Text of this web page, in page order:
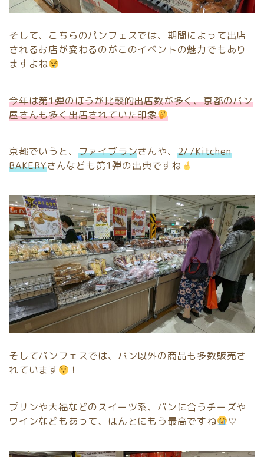
そして、こちらのパンフェスでは、期間によって出店
されるお店が変わるのがこのイベントの魅力でもあり
ますよね
今年は第1弾のほうが比較的出店数が多く、京都のパン
屋さんも多く出店されていた印象
京都でいうと、 ファイブランさんや、 2/7Kitchen
BAKERYさんなども第1弾の出典ですね
そしてパンフェスでは、パン以外の商品も多数販売さ
れています
！
プリンや大福などのスイーツ系、パンに合うチーズや
ワインなどもあって、ほんとにもう最高ですね
♡